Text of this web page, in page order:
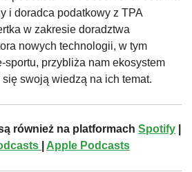
i doradca podatkowy z TPA
w zakresie doradztwa
nowych technologii, w tym
sportu, przybliża nam ekosystem
swoją wiedzą na ich temat.
również na platformach Spotify
Apple Podcasts